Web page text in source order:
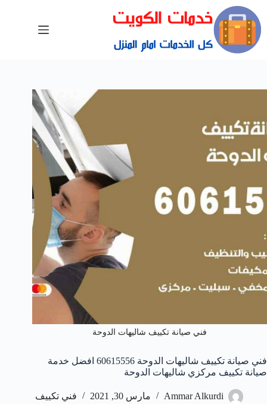
فني صيانة تكييف شاليهات الدوحة
فني صيانة تكييف شاليهات الدوحة 60615556 افضل خدمة
صيانة تكييف مركزي شاليهات الدوحة
Ammar Alkurdi مارس 30, 2021 فني تكييف